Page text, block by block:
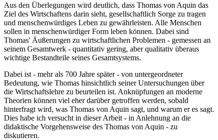
Aus den Überlegungen wird deutlich, dass Thomas von Aquin das
Ziel des Wirtschaftens darin sieht, gesellschaftlich Sorge zu tragen
und menschenwürdiges Leben zu gewährleisten. Alle Menschen
sollen in menschenwürdiger Form leben können. Dabei sind
Thomas' Äußerungen zu wirtschaftlichen Problemen - gemessen an
seinem Gesamtwerk - quantitativ gering, aber qualitativ überaus
wichtige Bestandteile seines Gesamtsystems.
Dabei ist - mehr als 700 Jahre später - von untergeordneter
Bedeutung, wie Thomas hinsichtlich seiner Untersuchungen über
die Wirtschaftslehre zu beurteilen ist. Anknüpfungen an moderne
Theorien können viel eher darüber getroffen werden, sobald
hinterfragt wird, was Thomas von Aquin sagt, und warum er es sagt.
Dies habe ich versucht in dieser Arbeit - in Anlehnung an die
didaktische Vorgehensweise des Thomas von Aquin - zu
diskutieren.